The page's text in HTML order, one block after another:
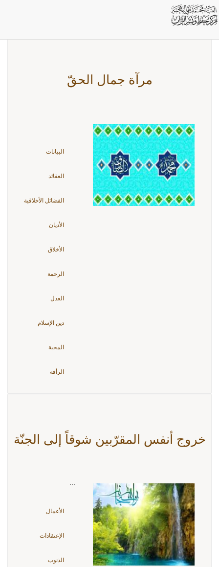
بطاقات: الأخلاق
مرآة جمال الحقّ
...
البيانات
العقائد
الفضائل الأخلاقية
الأديان
الأخلاق
الرحمة
العدل
دين الإسلام
المحبة
الرأفة
خروج أنفس المقرّبين شوقاً إلى الجنّة
الأعمال
الإعتقادات
الذنوب